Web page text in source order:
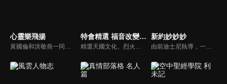
心靈樂飛揚
黃國倫和洪敬堯一同至心靈樂飛揚分享流行音樂和詩歌的不同處，兩人在節目中更分享影響他們或深具意義的歌曲，節目中演唱了我願意、每天愛你多一些、眼淚、愛是最美的事情、不住感謝不停讚美、愛常常喜樂等動人好聽的歌曲。
特會精選 福音改變一切的大能
精選天國文化、烈火特會、超自然大能與使徒性教會等特會，幫助我們更加明白神的心意，好讓我們的生命能走在神的道路上進入命定。
新約妙妙妙
由前迪士尼執導，一部傳述耶穌生平與門徒故事的動畫系列影片。故事背景均在兩千年前，雖然年代久遠，但是人類對生命的詮釋與內在真正的基本需求，卻始終未曾改變。人物性格、劇情、遭遇等情境雖然與今日景況相異，但是故事背後同樣都有一個亙古不移的共同主題－愛，以及關於愛的圓滿落實。